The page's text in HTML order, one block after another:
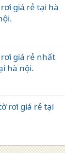
giá rẻ tại hà
giá rẻ nhất
hà nội.
rơi giá rẻ tại